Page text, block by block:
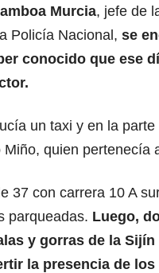
Murcia, jefe de
Policía Nacional, se
conocido que ese
un taxi y en la
quien pertenecía
37 con carrera 10 A
parqueadas. Luego,
y gorras de la
la presencia de